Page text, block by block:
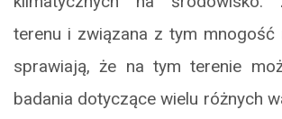
terenu i związana z tym mnogość
sprawiają, że na tym terenie
badania dotyczące wielu różnych